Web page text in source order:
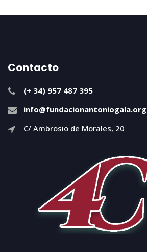
Contacto
(+ 34) 957 487 395
info@fundacionantoniogala.org
C/ Ambrosio de Morales, 20